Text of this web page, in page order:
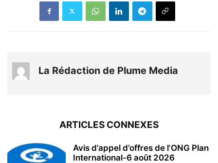
La Rédaction de Plume Media
ARTICLES CONNEXES
Avis d’appel d’offres de l’ONG Plan
International-6 août 2026